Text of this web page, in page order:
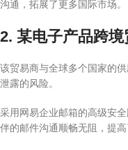
沟通，拓展了更多国际市场。
2. 某电子产品跨境
该贸易商与全球多个国家的
泄露的风险。
采用网易企业邮箱的高级安
伴的邮件沟通顺畅无阻，提高